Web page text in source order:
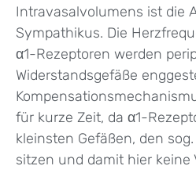
Intravasalvolumens ist die
Sympathikus. Die
α1-Rezeptoren werden
Widerstandsgefäße
für kurze Zeit, da α1-
kleinsten Gefäßen, den
sitzen und damit hier keine